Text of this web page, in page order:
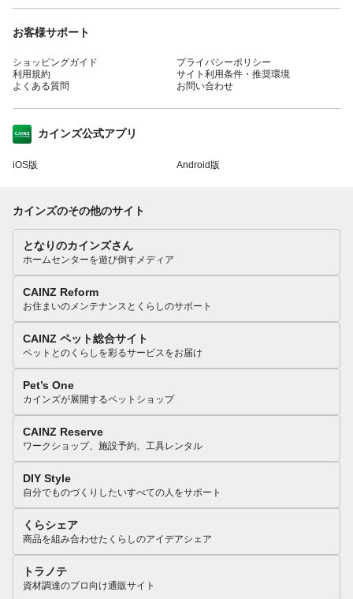
お客様サポート
ショッピングガイド
利用規約
よくある質問
プライバシーポリシー
サイト利用条件・推奨環境
お問い合わせ
カインズ公式アプリ
iOS版 Android版
カインズのその他のサイト
となりのカインズさん
ホームセンターを遊び倒すメディア
CAINZ Reform
お住まいのメンテナンスとくらしのサポート
CAINZ ペット総合サイト
ペットとのくらしを彩るサービスをお届け
Pet’s One
カインズが展開するペットショップ
CAINZ Reserve
ワークショップ、施設予約、工具レンタル
DIY Style
自分でものづくりしたいすべての人をサポート
くらシェア
商品を組み合わせたくらしのアイデアシェア
トラノテ
資材調達のプロ向け通販サイト